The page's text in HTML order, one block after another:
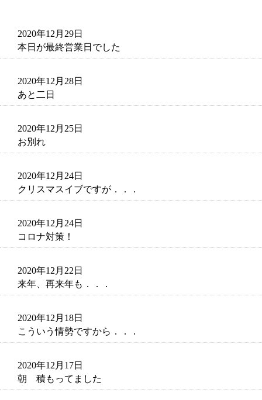
2020年12月29日
本日が最終営業日でした
2020年12月28日
あと二日
2020年12月25日
お別れ
2020年12月24日
クリスマスイブですが．．．
2020年12月24日
コロナ対策！
2020年12月22日
来年、再来年も．．．
2020年12月18日
こういう情勢ですから．．．
2020年12月17日
朝 積もってました